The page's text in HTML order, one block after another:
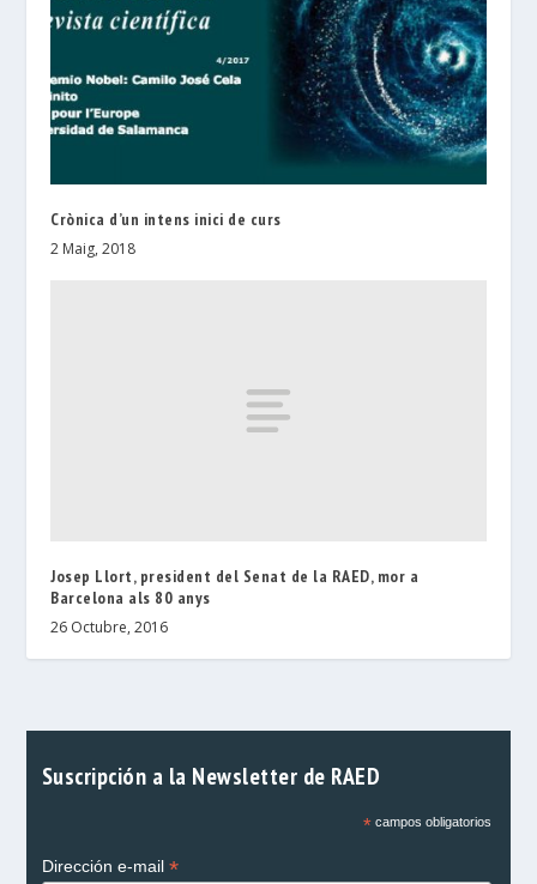
Crònica d’un intens inici de curs
2 Maig, 2018
Josep Llort, president del Senat de la RAED, mor a
Barcelona als 80 anys
26 Octubre, 2016
Suscripción a la Newsletter de RAED
*campos obligatorios
Dirección e-mail *